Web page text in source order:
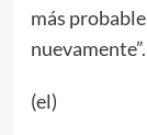
más
nuevamente”.
(el)